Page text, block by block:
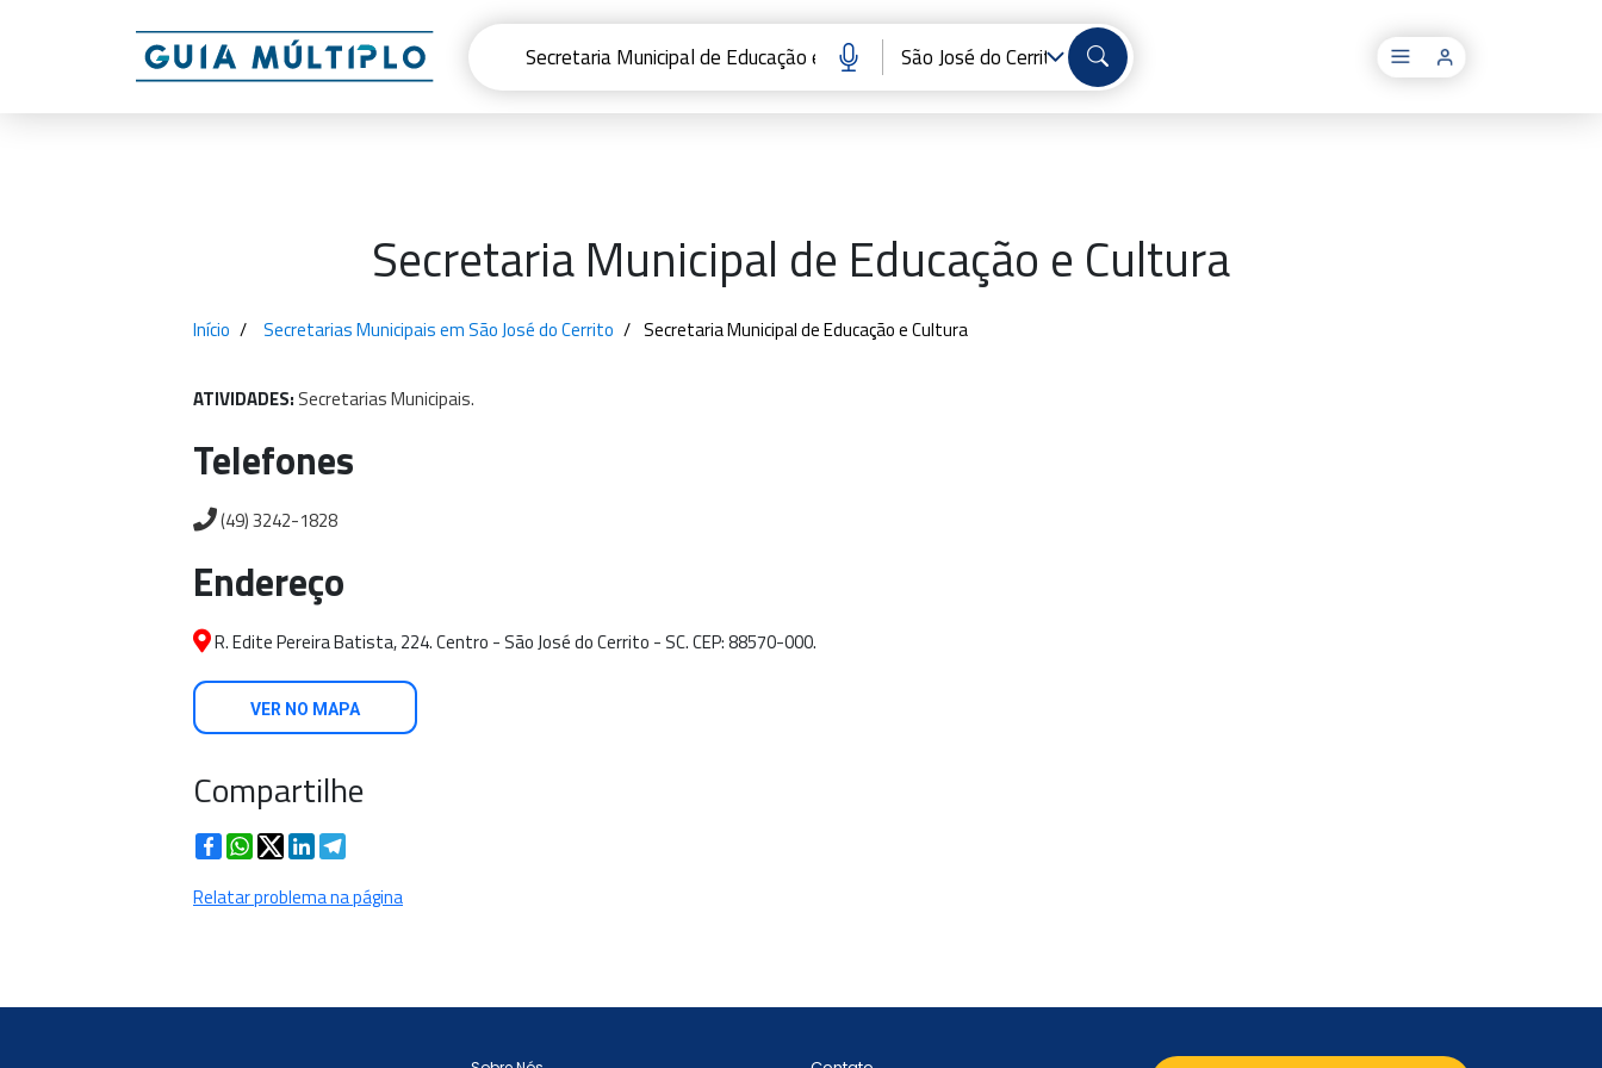
Secretaria Municipal de Educação e Cultura
Início Secretarias Municipais em São José do Cerrito Secretaria Municipal de Educação e Cultura
ATIVIDADES: SecretariasMunicipais.
Telefones
(49) 3242-1828
Endereço
R. Edite Pereira Batista, 224. Centro - São José do Cerrito - SC. CEP: 88570-000.
VER NO MAPA
Compartilhe
FacebookWhatsApp
TwitterLinkedIn
Relatar problema na página